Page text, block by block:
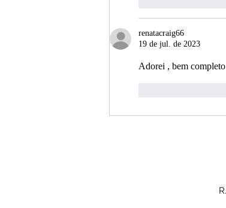
renatacraig66
19 de jul. de 2023
Adorei , bem completo